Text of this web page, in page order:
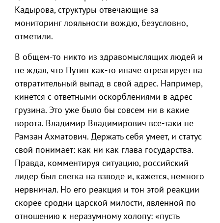
Кадырова, структуры отвечающие за
мониторинг лояльности вождю, безусловно,
отметили.
В общем-то никто из здравомыслящих людей и
не ждал, что Путин как-то иначе отреагирует на
отвратительный выпад в свой адрес. Например,
кинется с ответными оскорблениями в адрес
грузина. Это уже было бы совсем ни в какие
ворота. Владимир Владимирович все-таки не
Рамзан Ахматович. Держать себя умеет, и статус
свой понимает: как ни как глава государства.
Правда, комментируя ситуацию, российский
лидер был слегка на взводе и, кажется, немного
нервничал. Но его реакция и тон этой реакции
скорее сродни царской милости, явленной по
отношению к неразумному холопу: «пусть